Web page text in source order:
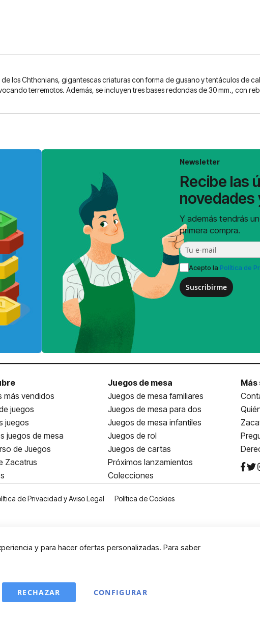
de los Chthonians, gigantescas criaturas con forma de gusano y tentáculos de
terremotos. Además, se incluyen tres bases redondas de 30 mm., con
Newsletter
Recibe las
Y además tendrás
primera compra.
Acepto la Política de
Suscribirme
más vendidos
juegos
juegos
juegos de mesa
de Juegos
Zacatrus
Juegos de mesa
Juegos de mesa familiares
Juegos de mesa para dos
Juegos de mesa infantiles
Juegos de rol
Juegos de cartas
Próximos lanzamientos
Colecciones
de Privacidad y Aviso Legal Política de Cookies
y para hacer ofertas personalizadas. Para saber
CONFIGURAR
RECHAZAR